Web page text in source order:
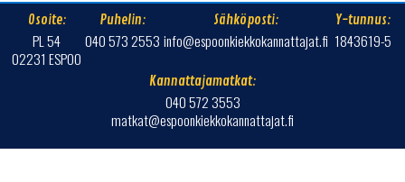
Osoite:
PL 54
02231 ESPOO
Puhelin:
040 573 2553
Sähköposti:
info@espoonkiekkokannattajat.fi
Y-tunnus:
1843619-5
Kannattajamatkat:
040 572 3553
matkat@espoonkiekkokannattajat.fi